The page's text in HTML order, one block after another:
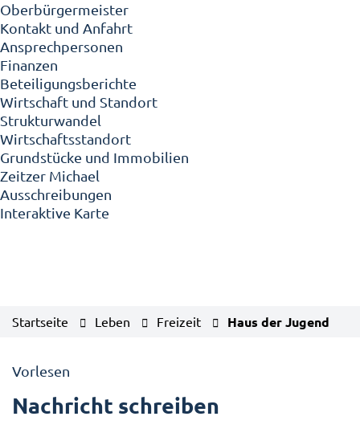
Oberbürgermeister
Kontakt und Anfahrt
Ansprechpersonen
Finanzen
Beteiligungsberichte
Wirtschaft und Standort
Strukturwandel
Wirtschaftsstandort
Grundstücke und Immobilien
Zeitzer Michael
Ausschreibungen
Interaktive Karte
Startseite Leben Freizeit Haus der Jugend
Vorlesen
Nachricht schreiben